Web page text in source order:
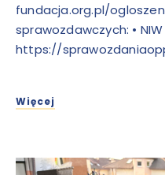
fundacja.org.pl/
sprawozdawczych: •
https://
Więcej